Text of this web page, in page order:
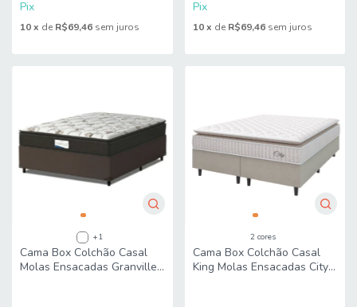
Pix
10x de R$69,46 sem juros
Pix
10 x de R$69,46 sem juros
+1
Cama Box Colchão Casal
Molas Ensacadas Granville
2 cores
Cama Box Colchão Casal
King Molas Ensacadas City